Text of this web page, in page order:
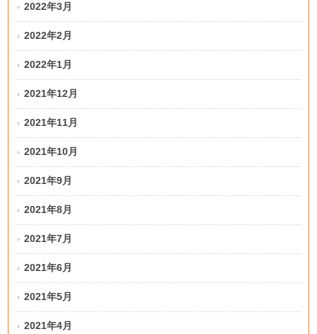
2022年3月
2022年2月
2022年1月
2021年12月
2021年11月
2021年10月
2021年9月
2021年8月
2021年7月
2021年6月
2021年5月
2021年4月